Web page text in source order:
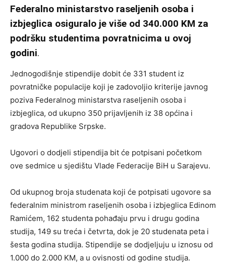
Federalno ministarstvo raseljenih osoba i
izbjeglica osiguralo je više od 340.000 KM za
podršku studentima povratnicima u ovoj
godini.
Jednogodišnje stipendije dobit će 331 student iz
povratničke populacije koji je zadovoljio kriterije javnog
poziva Federalnog ministarstva raseljenih osoba i
izbjeglica, od ukupno 350 prijavljenih iz 38 općina i
gradova Republike Srpske.
Ugovori o dodjeli stipendija bit će potpisani početkom
ove sedmice u sjedištu Vlade Federacije BiH u Sarajevu.
Od ukupnog broja studenata koji će potpisati ugovore sa
federalnim ministrom raseljenih osoba i izbjeglica Edinom
Ramićem, 162 studenta pohađaju prvu i drugu godina
studija, 149 su treća i četvrta, dok je 20 studenata peta i
šesta godina studija. Stipendije se dodjeljuju u iznosu od
1.000 do 2.000 KM, a u ovisnosti od godine studija.